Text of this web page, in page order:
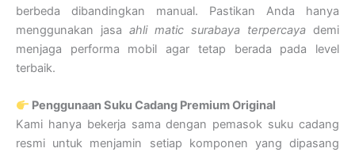
berbeda dibandingkan manual. Pastikan Anda hanya
menggunakan jasa ahli matic surabaya terpercaya demi
menjaga performa mobil agar tetap berada pada level
terbaik.
Penggunaan Suku Cadang Premium Original
Kami hanya bekerja sama dengan pemasok suku cadang
resmi untuk menjamin setiap komponen yang dipasang